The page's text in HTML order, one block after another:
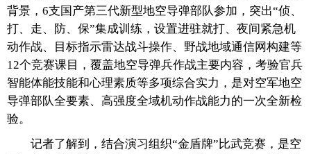
背景，6支国产第三代新型地空导弹部队参加，突出“侦、
打、走、防、保”集成训练，设置进驻就打、夜间紧急机
动作战、目标指示雷达战斗操作、野战地域通信网构建等
12个竞赛课目，覆盖地空导弹兵作战主要内容，考验官兵
智能体能技能和心理素质等多项综合实力，是对空军地空
导弹部队全要素、高强度全域机动作战能力的一次全新检
验。
记者了解到，结合演习组织“金盾牌”比武竞赛，是空